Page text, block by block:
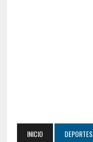
INICIO DEPORTES